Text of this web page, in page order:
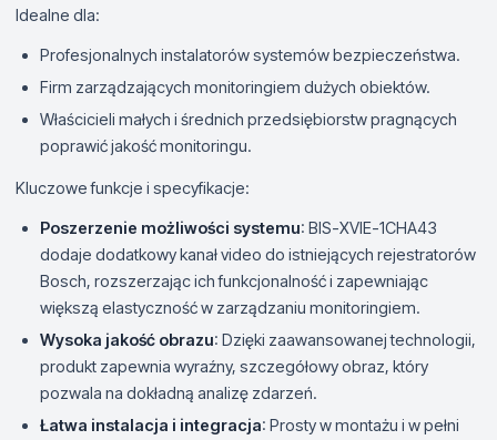
Idealne dla:
Profesjonalnych instalatorów systemów bezpieczeństwa.
Firm zarządzających monitoringiem dużych obiektów.
Właścicieli małych i średnich przedsiębiorstw pragnących
poprawić jakość monitoringu.
Kluczowe funkcje i specyfikacje:
Poszerzenie możliwości systemu: BIS-XVIE-1CHA43
dodaje dodatkowy kanał video do istniejących rejestratorów
Bosch, rozszerzając ich funkcjonalność i zapewniając
większą elastyczność w zarządzaniu monitoringiem.
Wysoka jakość obrazu: Dzięki zaawansowanej technologii,
produkt zapewnia wyraźny, szczegółowy obraz, który
pozwala na dokładną analizę zdarzeń.
Łatwa instalacja i integracja: Prosty w montażu i w pełni